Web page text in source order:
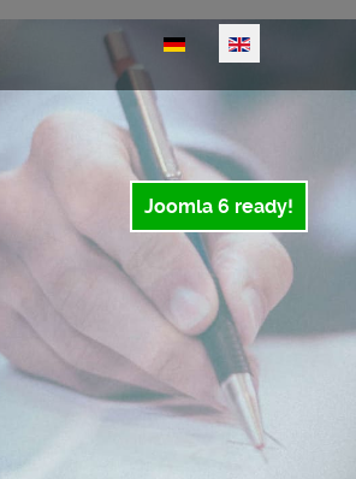
Select your language
Joomla 6 ready!